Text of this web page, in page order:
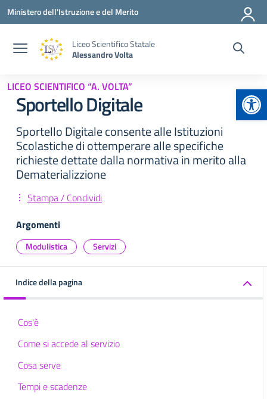
Vai ai contenuti
Vai al menu di navigazione
Vai al footer
Ministero dell'Istruzione e del Merito
Liceo Scientifico Statale
Alessandro Volta
LICEO SCIENTIFICO “A. VOLTA”
Sportello Digitale
Sportello Digitale consente alle Istituzioni
Scolastiche di ottemperare alle specifiche
richieste dettate dalla normativa in merito alla
Dematerializzione
Stampa / Condividi
Argomenti
Modulistica Servizi
Indice della pagina
Cos'è
Come si accede al servizio
Cosa serve
Tempi e scadenze